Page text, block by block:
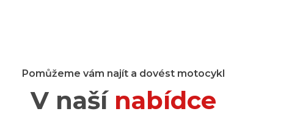
Pomůžeme vám najít a dovést motocykl
V naší nabídce